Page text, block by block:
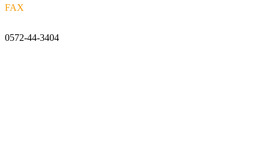
FAX
0572-44-3404